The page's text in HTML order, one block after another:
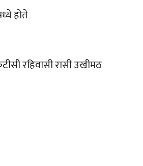
होते
रहिवासी रासी उखीमठ